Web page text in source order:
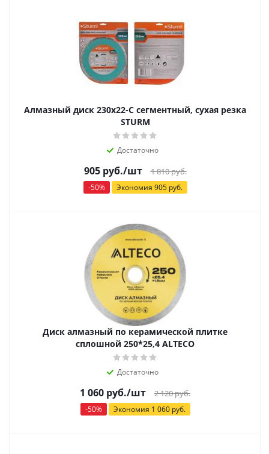
Алмазный диск 230х22-С сегментный, сухая резка
STURM
Достаточно
905руб./шт 1 810руб.
-50% Экономия 905руб.
Диск алмазный по керамической плитке
сплошной 250*25,4 ALTECO
Достаточно
1 060 руб./шт 2 120руб.
-50% Экономия 1 060руб.